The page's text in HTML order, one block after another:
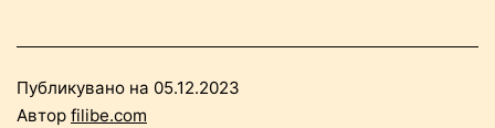
Публикувано на 05.12.2023
Автор filibe.com